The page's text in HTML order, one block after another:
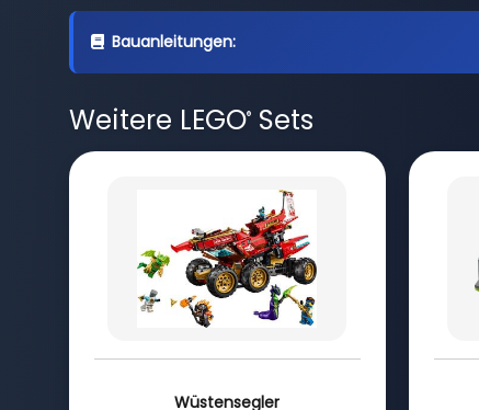
Bauanleitungen:
Weitere LEGO®Sets
Wüstensegler